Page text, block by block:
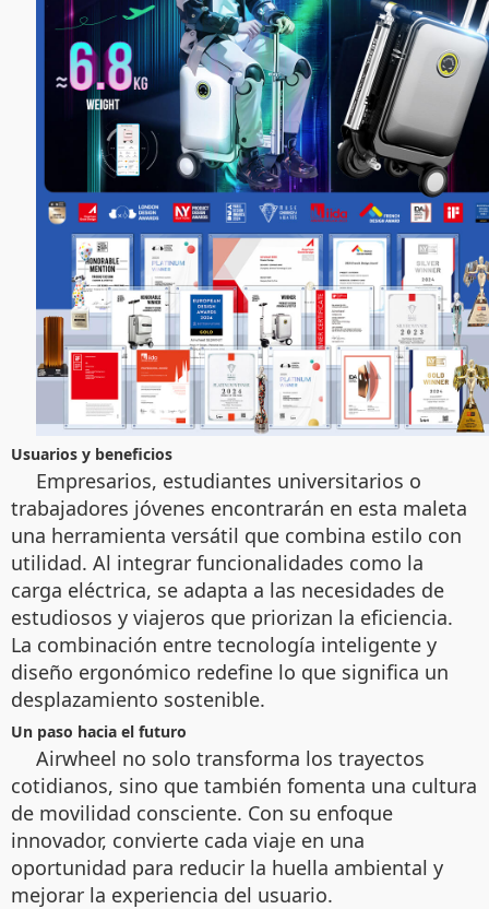
Usuarios y beneficios
Empresarios, estudiantes universitarios o
trabajadores jóvenes encontrarán en esta maleta
una herramienta versátil que combina estilo con
utilidad. Al integrar funcionalidades como la
carga eléctrica, se adapta a las necesidades de
estudiosos y viajeros que priorizan la eficiencia.
La combinación entre tecnología inteligente y
diseño ergonómico redefine lo que significa un
desplazamiento sostenible.
Un paso hacia el futuro
Airwheel no solo transforma los trayectos
cotidianos, sino que también fomenta una cultura
de movilidad consciente. Con su enfoque
innovador, convierte cada viaje en una
oportunidad para reducir la huella ambiental y
mejorar la experiencia del usuario.